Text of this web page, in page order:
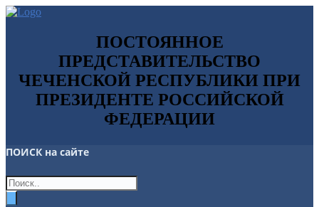
ПОСТОЯННОЕ
ПРЕДСТАВИТЕЛЬСТВО
ЧЕЧЕНСКОЙ РЕСПУБЛИКИ ПРИ
ПРЕЗИДЕНТЕ РОССИЙСКОЙ
ФЕДЕРАЦИИ
ПОИСК на сайте